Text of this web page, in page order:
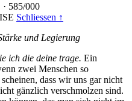
· 585/000
Schliessen ↑
und Legierung
ich die deine trage. Ein
zwei Menschen so
dass wir uns gar nicht
gänzlich verschmolzen sind.